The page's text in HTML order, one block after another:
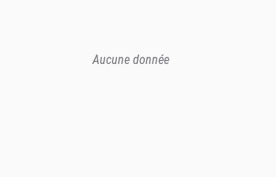
Aucune donnée